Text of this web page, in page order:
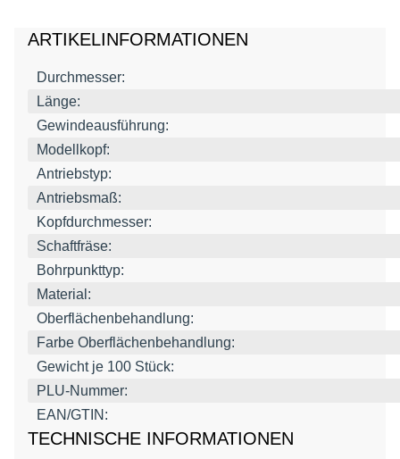
ARTIKELINFORMATIONEN
Durchmesser:
Länge:
Gewindeausführung:
Modellkopf:
Antriebstyp:
Antriebsmaß:
Kopfdurchmesser:
Schaftfräse:
Bohrpunkttyp:
Material:
Oberflächenbehandlung:
Farbe Oberflächenbehandlung:
Gewicht je 100 Stück:
PLU-Nummer:
EAN/GTIN:
TECHNISCHE INFORMATIONEN